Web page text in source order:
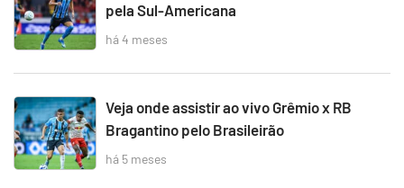
pela Sul-Americana
há 4 meses
Veja onde assistir ao vivo Grêmio x RB
Bragantino pelo Brasileirão
há 5 meses